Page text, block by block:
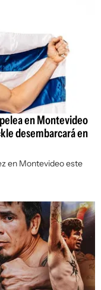
en Montevideo
desembarcará en
en Montevideo este